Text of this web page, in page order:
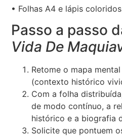
• Folhas A4 e lápis
Passo a passo
Vida De
Retome o mapa
(contexto histórico
Com a folha
de modo contínuo, a
histórico e a biografia
Solicite que pontuem